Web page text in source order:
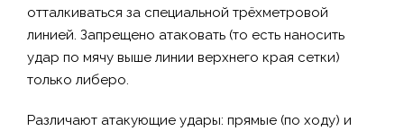
отталкиваться за специальной трёхметровой
линией. Запрещено атаковать (то есть наносить
удар по мячу выше линии верхнего края сетки)
только либеро.
Различают атакующие удары: прямые (по ходу) и